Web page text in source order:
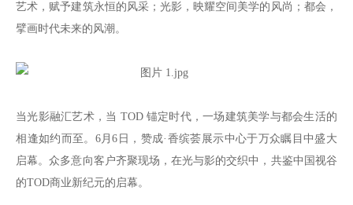
艺术，赋予建筑永恒的风采；光影，映耀空间美学的风尚；都会，
擘画时代未来的风潮。
当光影融汇艺术，当 TOD 锚定时代，一场建筑美学与都会生活的
相逢如约而至。6月6日，赞成·香缤荟展示中心于万众瞩目中盛大
启幕。众多意向客户齐聚现场，在光与影的交织中，共鉴中国视谷
的TOD商业新纪元的启幕。